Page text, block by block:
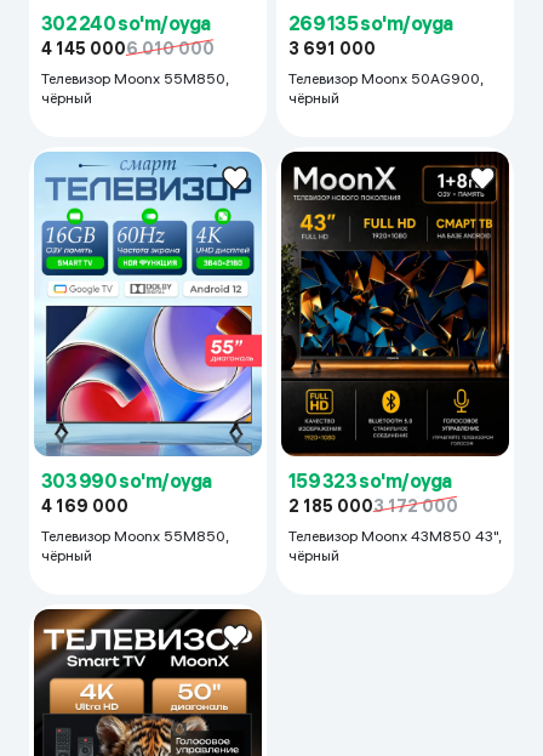
302 240 so'm/oyga
4 145 0006 010 000
Телевизор Moonx 55M850,
чёрный
269 135 so'm/oyga
3 691 000
Телевизор Moonx 50AG900,
чёрный
303 990 so'm/oyga
4 169 000
Телевизор Moonx 55M850,
чёрный
159 323 so'm/oyga
2 185 0003 172 000
Телевизор Moonx 43M850 43",
чёрный